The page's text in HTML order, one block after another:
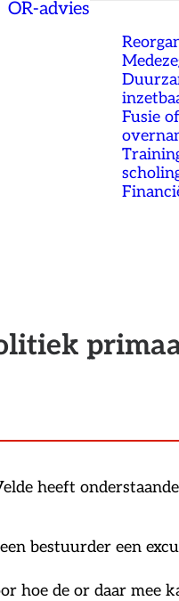
OR-advies
Fusie of
heeft
bestuurder een
hoe de or daar mee